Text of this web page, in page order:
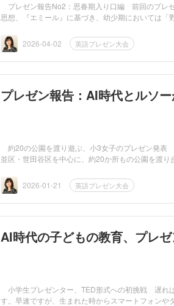
プレゼン報告No2：思春期入り口編 前回のプレ
思想、『エミール』に基づき、幼少期においては「
2026-04-02
英語プレゼン大会
プレゼン報告：AI時代とルソー
約20の公園を渡り遊ぶ、小3女子のプレゼン発
並区・世田谷区を中心に、約20か所もの公園を渡り
2026-01-21
英語プレゼン大会
AI時代の子どもの教育、プレ
小学生プレゼンター、TED形式への初挑戦 遅れ
す。早速ですが、生まれた時からスマートフォンや